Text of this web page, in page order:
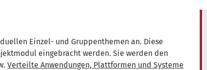
Einzel- und Gruppenthemen an. Diese
eingebracht werden. Sie werden den
Verteilte Anwendungen, Plattformen und Systeme